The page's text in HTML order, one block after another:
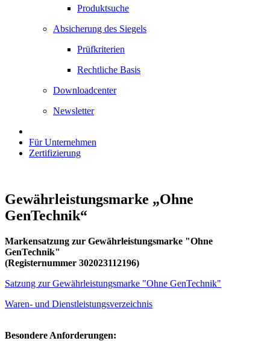
Produktsuche
Absicherung des Siegels
Prüfkriterien
Rechtliche Basis
Downloadcenter
Newsletter
Für Unternehmen
Zertifizierung
Gewährleistungsmarke „Ohne
GenTechnik“
Markensatzung zur Gewährleistungsmarke "Ohne
GenTechnik"
(Registernummer 302023112196)
Satzung zur Gewährleistungsmarke "Ohne GenTechnik"
Waren- und Dienstleistungsverzeichnis
Besondere Anforderungen: